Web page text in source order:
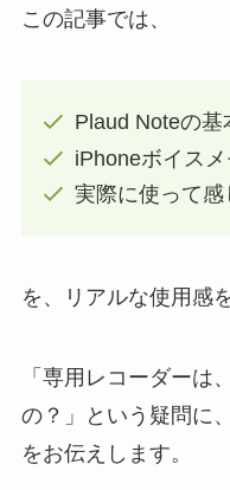
この記事では、
Plaud Noteの
iPhoneボイス
実際に使って感
を、リアルな使用感
「専用レコーダーは
の？」という疑問に
をお伝えします。